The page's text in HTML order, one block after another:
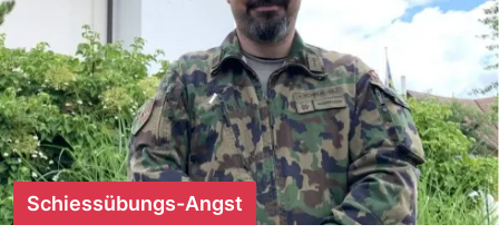
Schiessübungs-Angst